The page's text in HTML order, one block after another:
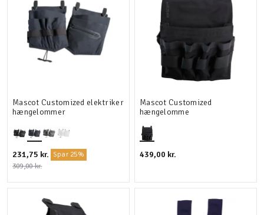
Mascot Customized elektriker
hængelommer
231,75 kr. Spar 25%
309,00 kr.
Mascot Customized
hængelomme
439,00 kr.